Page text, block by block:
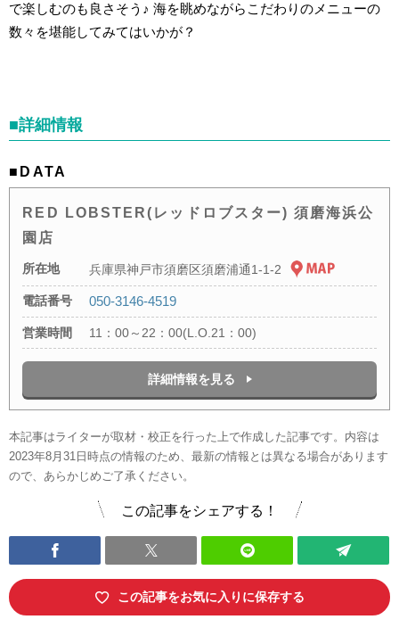
で楽しむのも良さそう♪ 海を眺めながらこだわりのメニューの
数々を堪能してみてはいかが？
■詳細情報
■DATA
RED LOBSTER(レッドロブスター) 須磨海浜公
園店
所在地 兵庫県神戸市須磨区須磨浦通1-1-2
電話番号 050-3146-4519
営業時間 11：00～22：00(L.O.21：00)
詳細情報を見る
本記事はライターが取材・校正を行った上で作成した記事です。内容は
2023年8月31日時点の情報のため、最新の情報とは異なる場合があります
ので、あらかじめご了承ください。
この記事をシェアする！
この記事をお気に入りに保存する